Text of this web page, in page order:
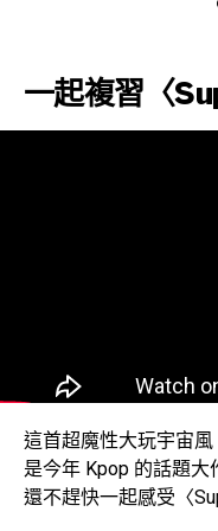
一起複習〈
這首超魔性大玩宇宙
是今年 Kpop 的話題
還不趕快一起感受〈